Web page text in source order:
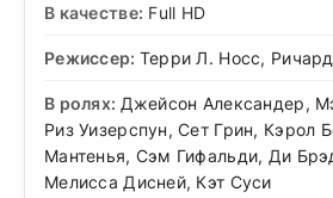
В качестве: Full HD
Режиссер: Терри Л. Носс,
В ролях: Джейсон Александер,
Риз Уизерспун, Сет Грин, Кэрол
Мантенья, Сэм Гифальди, Ди
Мелисса Дисней, Кэт Суси